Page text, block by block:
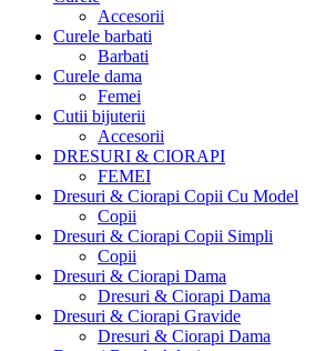
Accesorii
Curele barbati
Barbati
Curele dama
Femei
Cutii bijuterii
Accesorii
DRESURI & CIORAPI
FEMEI
Dresuri & Ciorapi Copii Cu Model
Copii
Dresuri & Ciorapi Copii Simpli
Copii
Dresuri & Ciorapi Dama
Dresuri & Ciorapi Dama
Dresuri & Ciorapi Gravide
Dresuri & Ciorapi Dama